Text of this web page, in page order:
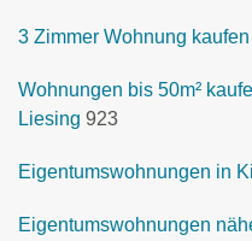
3 Zimmer Wohnung
Wohnungen bis 50m²
Liesing 923
Eigentumswohnungen in
Eigentumswohnungen